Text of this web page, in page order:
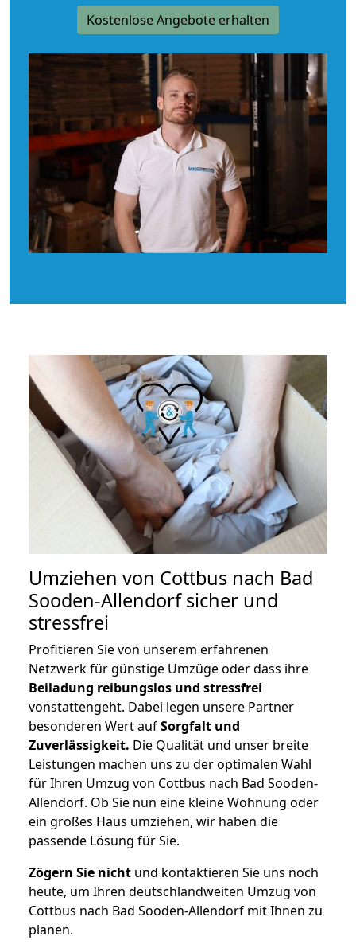
Kostenlose Angebote erhalten
Umziehen von Cottbus nach Bad
Sooden-Allendorfsicher und
stressfrei
Profitieren Sie von unserem erfahrenen
Netzwerk für günstige Umzüge oder dass ihre
Beiladung reibungslos und stressfrei
vonstattengeht. Dabei legen unsere Partner
besonderen Wert aufSorgfalt und
Zuverlässigkeit. Die Qualität und unser breite
Leistungen machen uns zu der optimalen Wahl
für Ihren Umzug von Cottbus nach Bad Sooden-
Allendorf. Ob Sie nun eine kleine Wohnung oder
ein großes Haus umziehen, wir haben die
passende Lösung für Sie.
Zögern Sie nicht und kontaktieren Sie uns noch
heute, um Ihren deutschlandweiten Umzug von
Cottbus nach Bad Sooden-Allendorf mit Ihnen zu
planen.